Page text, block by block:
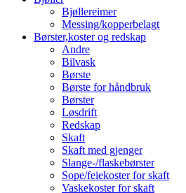
Bjøllereimer
Messing/kopperbelagt
Børster,koster og redskap
Andre
Bilvask
Børste
Børste for håndbruk
Børster
Løsdrift
Redskap
Skaft
Skaft med gjenger
Slange-/flaskebørster
Sope/feiekoster for skaft
Vaskekoster for skaft